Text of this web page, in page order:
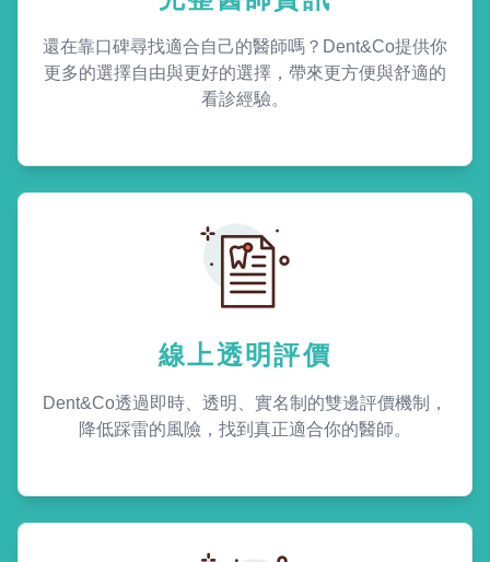
還在靠口碑尋找適合自己的醫師嗎？Dent&Co提供你
更多的選擇自由與更好的選擇，帶來更方便與舒適的
看診經驗。
線上透明評價
Dent&Co透過即時、透明、實名制的雙邊評價機制，
降低踩雷的風險，找到真正適合你的醫師。